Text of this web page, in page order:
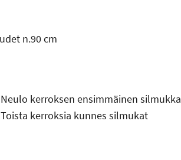
n.90 cm
kerroksen ensimmäinen silmukka
kerroksia kunnes silmukat